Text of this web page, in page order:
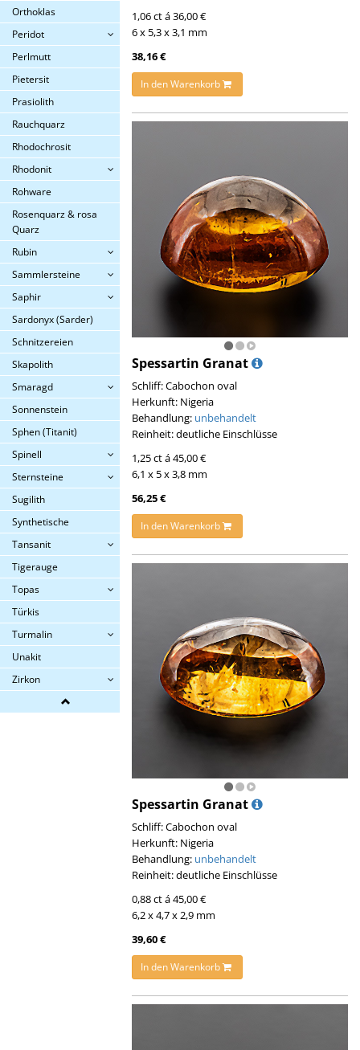
Orthoklas
Peridot
Perlmutt
Pietersit
Prasiolith
Rauchquarz
Rhodochrosit
Rhodonit
Rohware
Rosenquarz & rosa
Quarz
Rubin
Sammlersteine
Saphir
Sardonyx (Sarder)
Schnitzereien
Skapolith
Smaragd
Sonnenstein
Sphen (Titanit)
Spinell
Sternsteine
Sugilith
Synthetische
Tansanit
Tigerauge
Topas
Türkis
Turmalin
Unakit
Zirkon
1,06 ct á 36,00 €
6 x 5,3 x 3,1 mm
38,16 €
In den Warenkorb
Spessartin Granat
Schliff: Cabochon oval
Herkunft: Nigeria
Behandlung: unbehandelt
Reinheit: deutliche Einschlüsse
1,25 ct á 45,00 €
6,1 x 5 x 3,8 mm
56,25 €
In den Warenkorb
Spessartin Granat
Schliff: Cabochon oval
Herkunft: Nigeria
Behandlung: unbehandelt
Reinheit: deutliche Einschlüsse
0,88 ct á 45,00 €
6,2 x 4,7 x 2,9 mm
39,60 €
In den Warenkorb